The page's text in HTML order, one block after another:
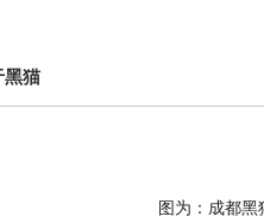
黑猫
黑猫公司工程部